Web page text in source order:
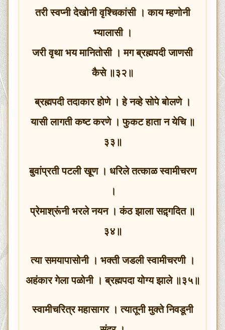
तरी स्वप्नी देखोनी वृश्चिकांसी । काय म्हणोनी
भ्यालासी ।
जरी वृथा भय मानितोसी । मग ब्रह्मपदी जाणसी
कैसे ॥३२॥
ब्रह्मपदी तदाकार होणे । हे नव्हे सोपे बोलणे ।
यासी लागती कष्ट करणे । फुकट हाता न येचि ॥
३३॥
बुवांप्रती पटली खूण । धरिले तत्काळ स्वामीचरण
।
प्रेमाश्रूंनी भरले नयन । कंठ झाला सद़्गदित ॥
३४॥
त्या समयापासोनी । भक्ती जडली स्वामीचरणी ।
अहंकार गेला पळोनी । ब्रह्मपदा योग्य झाले ॥३५॥
स्वामीचरित्र महासागर । त्यातूनी मुक्ते निवडूनी